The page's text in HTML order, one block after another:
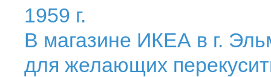
1959 г.
В магазине ИКЕА в г.
для желающих